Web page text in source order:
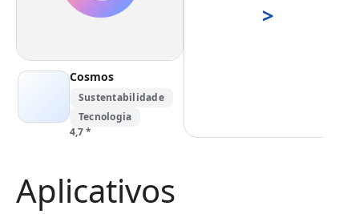
Cosmos
Sustentabilidade
Tecnologia
4,7*
>
Aplicativos